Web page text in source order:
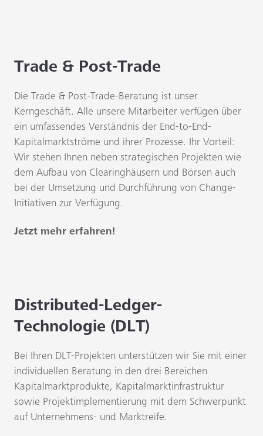
Trade & Post-Trade
Die Trade & Post-Trade-Beratung ist unser
Kerngeschäft. Alle unsere Mitarbeiter verfügen über
ein umfassendes Verständnis der End-to-End-
Kapitalmarktströme und ihrer Prozesse. Ihr Vorteil:
Wir stehen Ihnen neben strategischen Projekten wie
dem Aufbau von Clearinghäusern und Börsen auch
bei der Umsetzung und Durchführung von Change-
Initiativen zur Verfügung.
Jetzt mehr erfahren!
Distributed-Ledger-
Technologie (DLT)
Bei Ihren DLT-Projekten unterstützen wir Sie mit einer
individuellen Beratung in den drei Bereichen
Kapitalmarktprodukte, Kapitalmarktinfrastruktur
sowie Projektimplementierung mit dem Schwerpunkt
auf Unternehmens- und Marktreife.